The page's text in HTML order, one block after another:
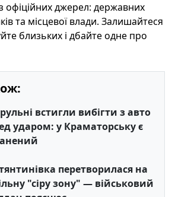
джерел: державних
та місцевої влади. Залишайтеся
близьких і дбайте одне про
встигли вибігти з авто
ударом: у Краматорську є
перетворилася на
"сіру зону" — військовий